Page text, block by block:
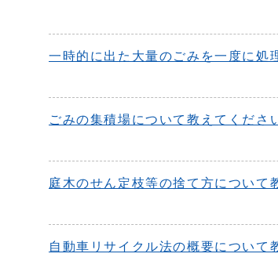
一時的に出た大量のごみを一度に処
ごみの集積場について教えてくださ
庭木のせん定枝等の捨て方について
自動車リサイクル法の概要について